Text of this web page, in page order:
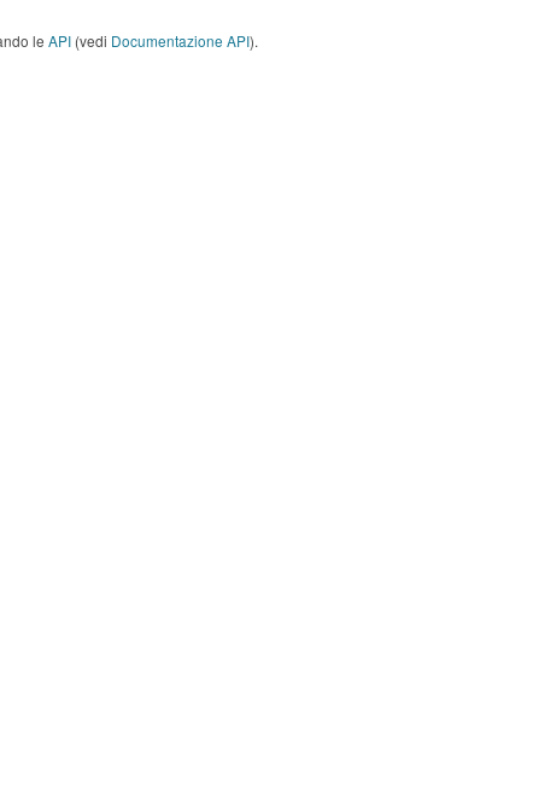
le API (vedi Documentazione API).